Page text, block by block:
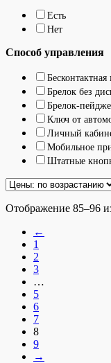
Есть
Нет
Способ управления
Бесконтактная
Брелок без
Брелок-
Ключ от
Личный
Мобильное
Штатные
Отображение 85–96
←
1
2
3
…
5
6
7
8
9
→